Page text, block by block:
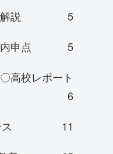
説
5
申点
5
高校レポート
6
11